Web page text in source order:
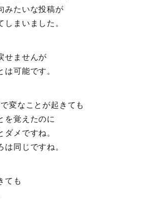
みたいな投稿が
しまいました。
せませんが
は可能です。
変なことが起きても
を覚えたのに
ダメですね。
は同じですね。
ても